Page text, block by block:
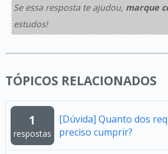
Se essa resposta te ajudou, marque
estudos!
TÓPICOS RELACIONADOS
1
respostas
[Dúvida] Quanto dos
preciso cumprir?